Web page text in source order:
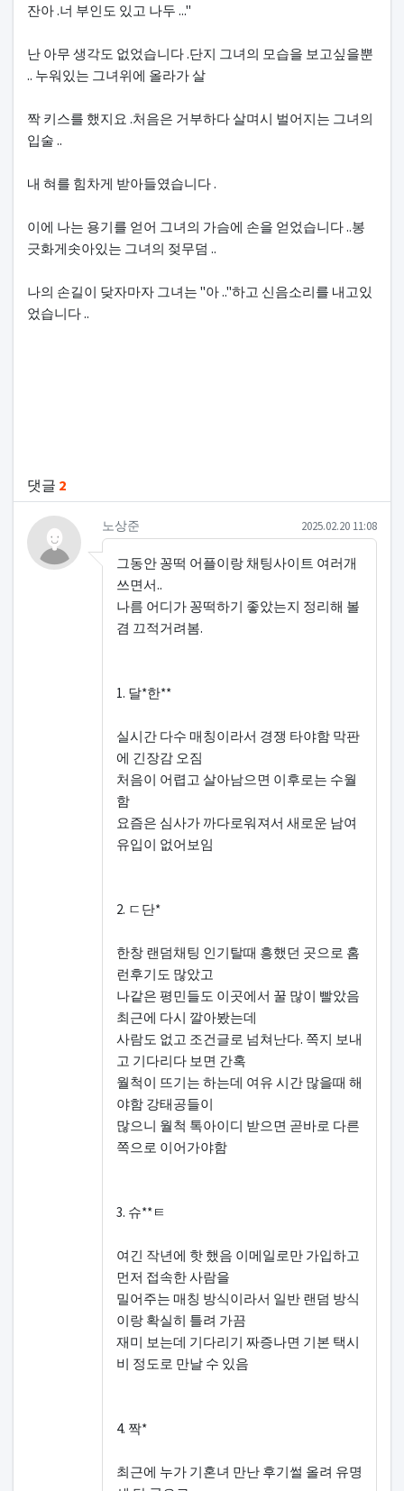
잔아 .너 부인도 있고 나두 ..."
난 아무 생각도 없었습니다 .단지 그녀의 모습을 보고싶을뿐
.. 누워있는 그녀위에 올라가 살
짝 키스를 했지요 .처음은 거부하다 살며시 벌어지는 그녀의
입술 ..
내 혀를 힘차게 받아들였습니다 .
이에 나는 용기를 얻어 그녀의 가슴에 손을 얻었습니다 ..봉
긋화게솟아있는 그녀의 젖무덤 ..
나의 손길이 닺자마자 그녀는 "아 .."하고 신음소리를 내고있
었습니다 ..
댓글 2
노상준님의 댓글
노상준 작성일
2025.02.20 11:08
그동안 꽁떡 어플이랑 채팅사이트 여러개
쓰면서..
나름 어디가 꽁떡하기 좋았는지 정리해 볼
겸 끄적거려봄.
1. 달*한**
실시간 다수 매칭이라서 경쟁 타야함 막판
에 긴장감 오짐
처음이 어렵고 살아남으면 이후로는 수월
함
요즘은 심사가 까다로워져서 새로운 남여
유입이 없어보임
2. ㄷ단*
한창 랜덤채팅 인기탈때 흥했던 곳으로 홈
런후기도 많았고
나같은 평민들도 이곳에서 꿀 많이 빨았음
최근에 다시 깔아봤는데
사람도 없고 조건글로 넘쳐난다. 쪽지 보내
고 기다리다 보면 간혹
월척이 뜨기는 하는데 여유 시간 많을때 해
야함 강태공들이
많으니 월척 톡아이디 받으면 곧바로 다른
쪽으로 이어가야함
3. 슈**ㅌ
여긴 작년에 핫 했음 이메일로만 가입하고
먼저 접속한 사람을
밀어주는 매칭 방식이라서 일반 랜덤 방식
이랑 확실히 틀려 가끔
재미 보는데 기다리기 짜증나면 기본 택시
비 정도로 만날 수 있음
4. 짝*
최근에 누가 기혼녀 만난 후기썰 올려 유명